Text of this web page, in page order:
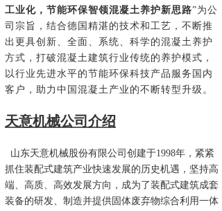
工业化，节能环保智领混凝土养护新思路”为公
司宗旨，结合德国精湛的技术和工艺，不断推
出更具创新、全面、系统、科学的混凝土养护
方式，打破混凝土建筑行业传统的养护模式，
以行业先进水平的节能环保科技产品服务国内
客户，助力中国混凝土产业的不断转型升级。
天意机械公司介绍
山东天意机械股份有限公司创建于1998年，紧紧
抓住装配式建筑产业快速发展的历史机遇，坚持高
端、高质、高效发展方向，成为了装配式建筑成套
装备的研发、制造并提供固体废弃物综合利用一体